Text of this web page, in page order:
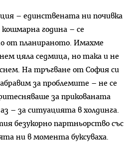
– единствената ни почивка
кошмарна година – се
от планираното. Имахме
цяла седмица, но така и не
На тръгване от София си
за проблемите – не се
за прикованата
– за ситуацията в холдинга.
безукорно партньорство със
ни в момента буксуваха.